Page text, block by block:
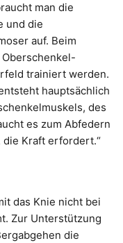
man die
und die
auf. Beim
trainiert werden.
hauptsächlich
des
es zum Abfedern
Kraft erfordert.“
das Knie nicht bei
Zur Unterstützung
die